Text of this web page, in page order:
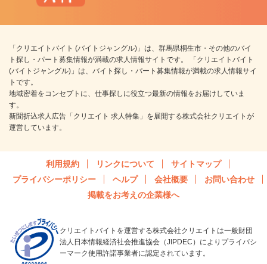
「クリエイトバイト (バイトジャングル)」は、群馬県桐生市・その他のバイ
ト探し・パート募集情報が満載の求人情報サイトです。 「クリエイトバイト
(バイトジャングル)」は、バイト探し・パート募集情報が満載の求人情報サイ
トです。
地域密着をコンセプトに、仕事探しに役立つ最新の情報をお届けしていま
す。
新聞折込求人広告「クリエイト 求人特集」を展開する株式会社クリエイトが
運営しています。
利用規約 リンクについて
サイトマップ
プライバシーポリシー
ヘルプ 会社概要
お問い合わせ
掲載をお考えの企業様へ
クリエイトバイトを運営する株式会社クリエイトは一般財団
法人日本情報経済社会推進協会（JIPDEC）によりプライバシ
ーマーク使用許諾事業者に認定されています。